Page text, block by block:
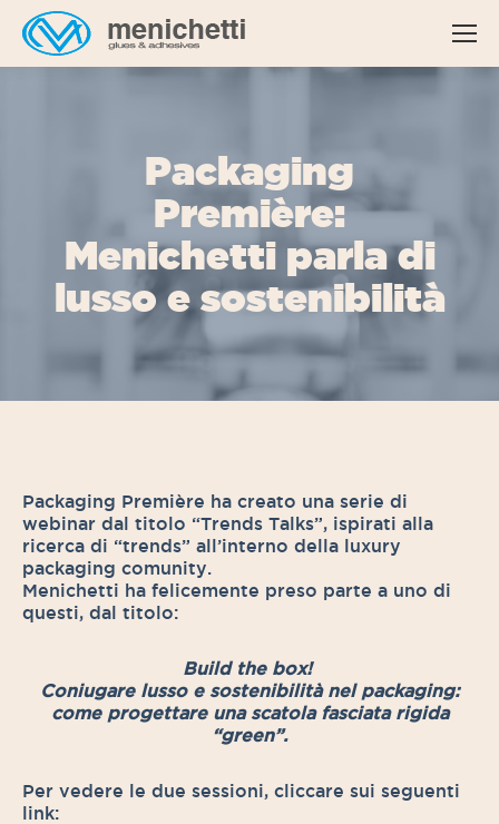
Packaging
Première:
Menichetti parla di
lusso e sostenibilità
Packaging Première ha creato una serie di
webinar dal titolo “Trends Talks”, ispirati alla
ricerca di “trends” all’interno della luxury
packaging comunity.
Menichetti ha felicemente preso parte a uno di
questi, dal titolo:
Build the box!
Coniugare lusso e sostenibilità nel packaging:
come progettare una scatola fasciata rigida
“green”.
Per vedere le due sessioni, cliccare sui seguenti
link: